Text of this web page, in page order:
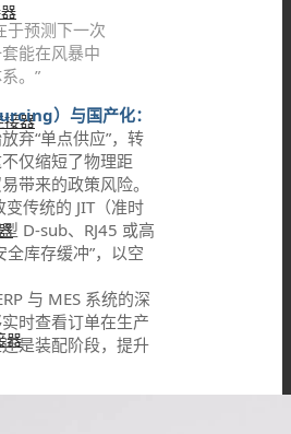
接器
器
于预测下一次
能在风暴中
。”
）与国产化：
弃“单点供应”，转
仅缩短了物理距
带来的政策风险。
变传统的 JIT（准时
D-sub、RJ45 或高
全库存缓冲”，以空
与 MES 系统的深
时查看订单在生产
是装配阶段，提升